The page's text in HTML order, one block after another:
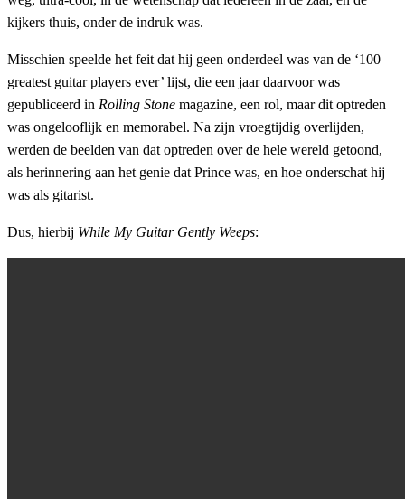
kijkers thuis, onder de indruk was.
Misschien speelde het feit dat hij geen onderdeel was van de ‘100
greatest guitar players ever’ lijst, die een jaar daarvoor was
gepubliceerd in Rolling Stone magazine, een rol, maar dit optreden
was ongelooflijk en memorabel. Na zijn vroegtijdig overlijden,
werden de beelden van dat optreden over de hele wereld getoond,
als herinnering aan het genie dat Prince was, en hoe onderschat hij
was als gitarist.
Dus, hierbij While My Guitar Gently Weeps: